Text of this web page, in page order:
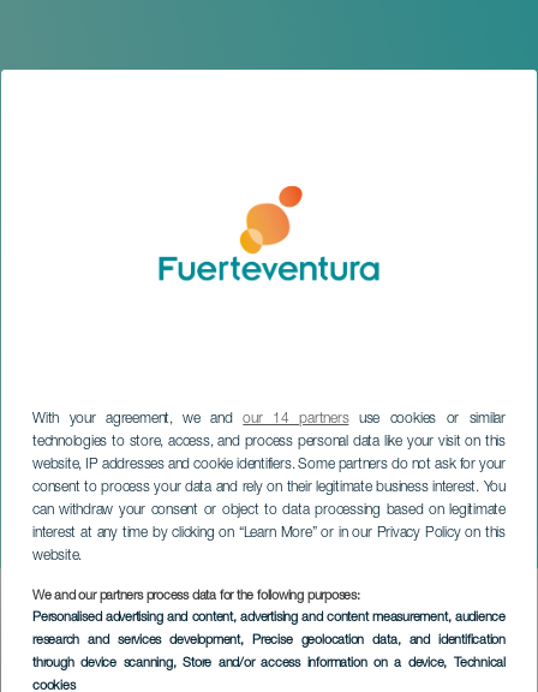
With your agreement, we andour 14 partnersuse cookies or similar
technologies to store, access, and process personal data like your visit on this
website, IP addresses and cookie identifiers. Some partners do not ask for your
consent to process your data and rely on their legitimate business interest. You
can withdraw your consent or object to data processing based on legitimate
interest at any time by clicking on “Learn More” or in our Privacy Policy on this
website.
We and our partners process data for the following purposes:
Personalised advertising and content, advertising and content measurement, audience
research and services development, Precise geolocation data, and identification
through device scanning, Store and/or access information on a device, Technical
cookies
Karnawał w Puerto del
Rosario
FUERTEVENTURA
Imagen
Listado